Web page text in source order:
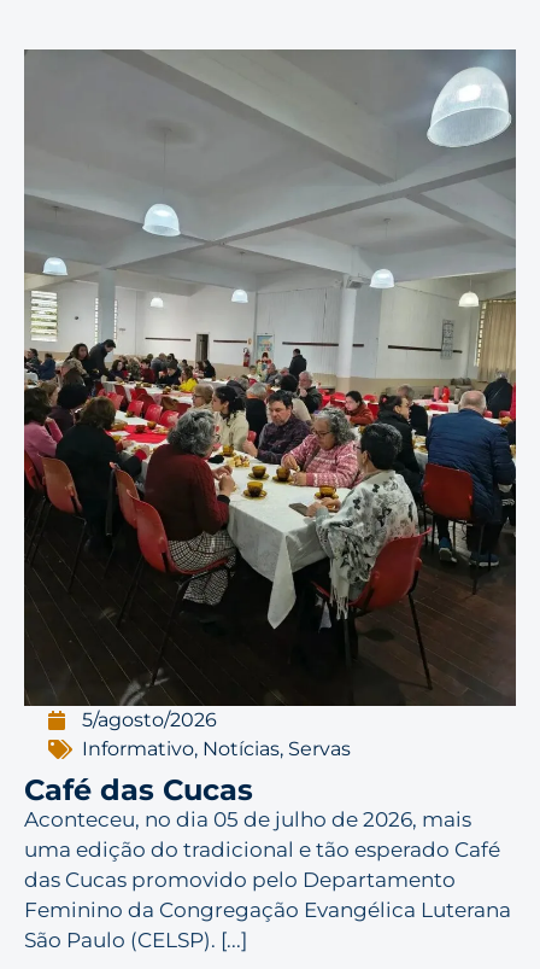
5/agosto/2026
Informativo, Notícias, Servas
Café das Cucas
Aconteceu, no dia 05 de julho de 2026, mais
uma edição do tradicional e tão esperado Café
das Cucas promovido pelo Departamento
Feminino da Congregação Evangélica Luterana
São Paulo (CELSP). [...]